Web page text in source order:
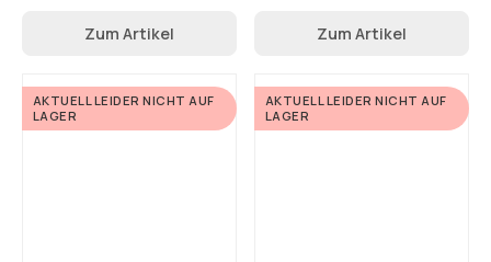
Zum Artikel Zum Artikel
AKTUELL LEIDER NICHT AUF
LAGER
AKTUELL LEIDER NICHT AUF
LAGER